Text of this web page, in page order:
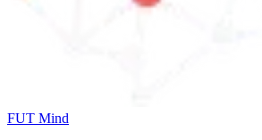
FUT Mind